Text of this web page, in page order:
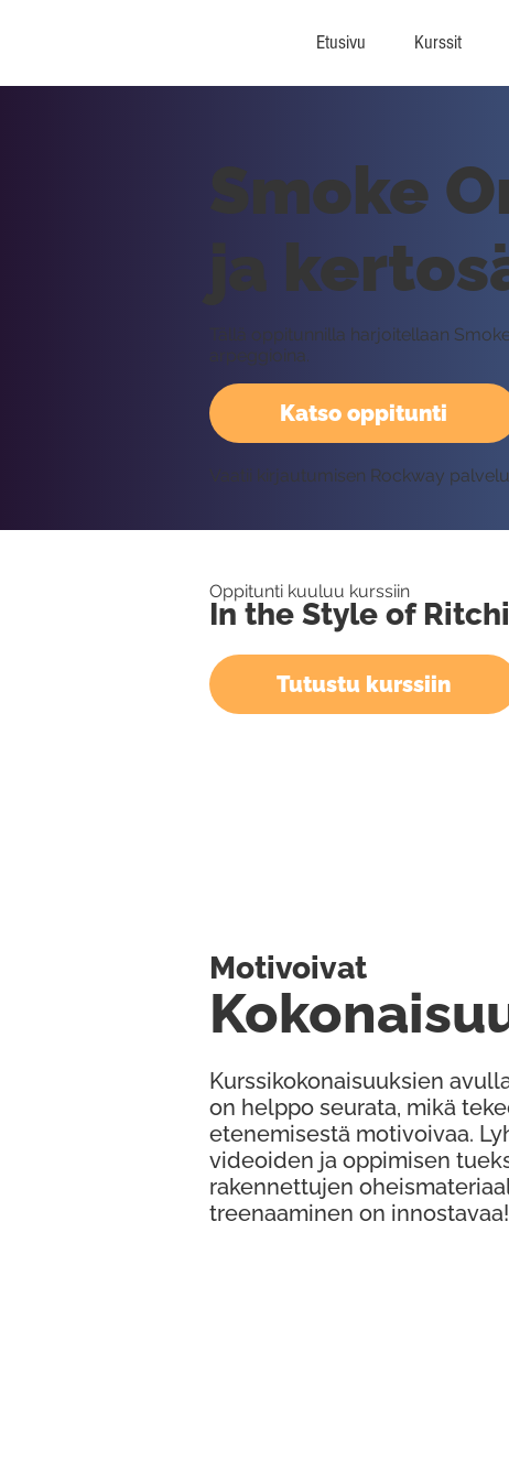
Etusivu Kurssit
Katso oppitunti
Smoke
ja
Tällä oppitunnilla harjoitellaan
arpeggioina.
Vaatii kirjautumisen Rockway
Oppitunti kuuluu kurssiin
In the Style of
Tutustu kurssiin
Kurssikokonaisuuksien
on helppo seurata, mikä
etenemisestä motivoivaa.
videoiden ja oppimisen
rakennettujen
treenaaminen on innostavaa!
Motivoivat